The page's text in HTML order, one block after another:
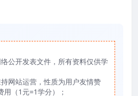
络公开发表文件，所有资料仅供学
持网站运营，性质为用户友情赞
（1元=1学分）；